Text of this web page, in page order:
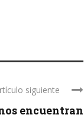
siguiente
encuentran